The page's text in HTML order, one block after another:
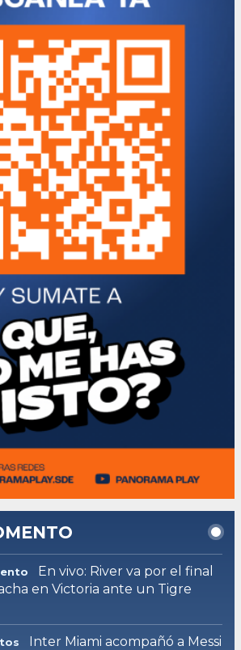
En vivo: River va por el final
en Victoria ante un Tigre
Inter Miami acompañó a Messi